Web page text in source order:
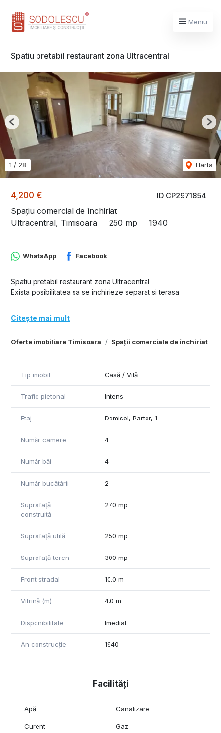
Meniu
Spatiu pretabil restaurant zona Ultracentral
ID CP2971854
4,200 €
Spațiu comercial de închiriat
Ultracentral, Timisoara
250 mp 1940
1 / 28 Harta
Previous
Oferte imobiliare Timisoara Spații comerciale de închiriat
WhatsApp Facebook
Spatiu pretabil restaurant zona Ultracentral
Exista posibilitatea sa se inchirieze separat si terasa
Citește mai mult
Tip imobil Casă / Vilă
Trafic pietonal Intens
Etaj Demisol, Parter, 1
Număr camere 4
Număr băi 4
Număr bucătării 2
Suprafață
construită
270 mp
Suprafață utilă 250 mp
Suprafață teren 300 mp
Front stradal 10.0 m
Vitrină (m) 4.0 m
Disponibilitate Imediat
An construcție 1940
Facilități
Apă Canalizare
Curent Gaz